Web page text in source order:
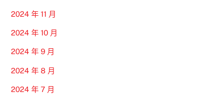
2024 年 11 月
2024 年 10 月
2024 年 9 月
2024 年 8 月
2024 年 7 月